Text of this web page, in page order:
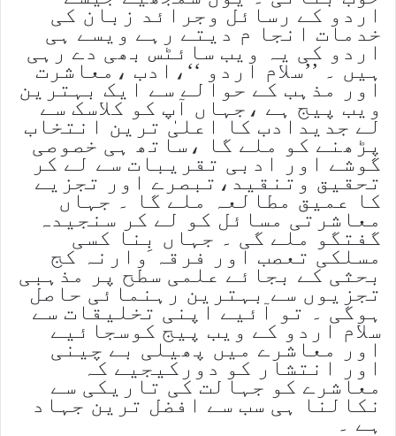
اردو کے رسائل وجرائد زبان کی
خدمات انجا م دیتے رہے ویسے ہی
اردو کی یہ ویب سائٹس بھی دے رہی
ہیں ۔ ’’سلام اردو ‘‘،ادب ،معاشرت
اور مذہب کے حوالے سے ایک بہترین
ویب پیج ہے ،جہاں آپ کو کلاسک سے
لے جدیدادب کا اعلیٰ ترین انتخاب
پڑھنے کو ملے گا ،ساتھ ہی خصوصی
گوشے اور ادبی تقریبات سے لے کر
تحقیق وتنقید،تبصرے اور تجزیے
کا عمیق مطالعہ ملے گا ۔ جہاں
معاشرتی مسائل کو لے کر سنجیدہ
گفتگو ملے گی ۔ جہاں بِنا کسی
مسلکی تعصب اور فرقہ وارنہ کج
بحثی کے بجائے علمی سطح پر مذہبی
تجزیوں سے بہترین رہنمائی حاصل
ہوگی ۔ تو آئیے اپنی تخلیقات سے
سلام اردو کے ویب پیج کوسجائیے
اور معاشرے میں پھیلی بے چینی
اور انتشار کو دورکیجیے کہ
معاشرے کو جہالت کی تاریکی سے
نکالنا ہی سب سے افضل ترین جہاد
ہے ۔